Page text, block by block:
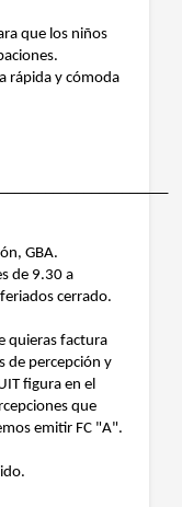
que los niños
rápida y cómoda
GBA.
de 9.30 a
cerrado.
quieras factura
de percepción y
figura en el
que
emitir FC "A".